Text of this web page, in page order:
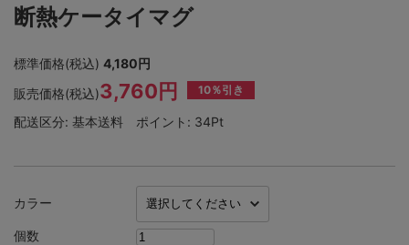
断熱ケータイマグ
標準価格(税込) 4,180円
販売価格(税込)3,760円 10％引き
配送区分: 基本送料 ポイント: 34Pt
カラー
個数